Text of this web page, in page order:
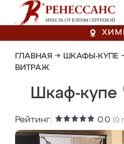
ГЛАВНАЯ → ШКАФЫ-КУПЕ
ВИТРАЖ
Шкаф-купе
Рейтинг: 0.0 (0